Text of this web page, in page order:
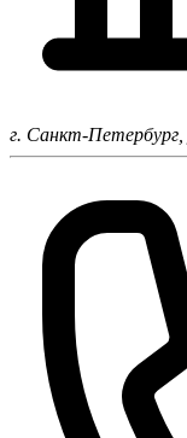
г. Санкт-Петербург,